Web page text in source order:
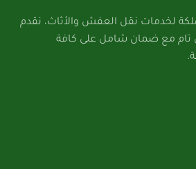
لخدمات نقل العفش والأثاث، نقدم
تام مع ضمان شامل على كافة